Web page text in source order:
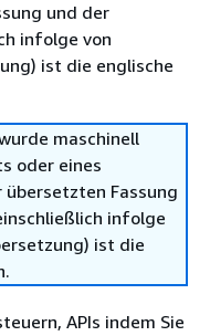
und der
infolge von
ist die englische
maschinell
oder eines
Fassung
infolge
ist die
APIs indem Sie